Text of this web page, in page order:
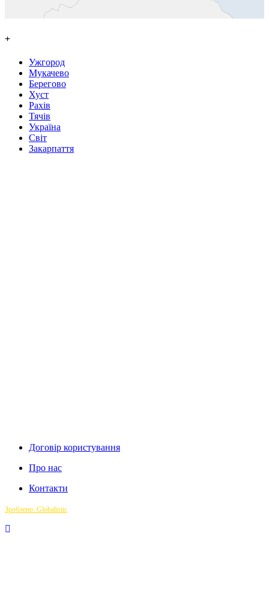
+
Ужгород
Мукачево
Берегово
Хуст
Рахів
Тячів
Україна
Світ
Закарпаття
Договір користування
Про нас
Контакти
Зроблено: Globalistic